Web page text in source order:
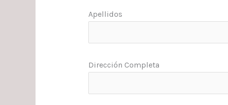
Apellidos
Dirección Completa